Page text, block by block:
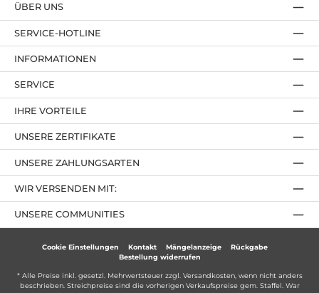
SERVICE-HOTLINE
IHRE VORTEILE
UNSERE ZAHLUNGSARTEN
ÜBER UNS
UNSERE ZERTIFIKATE
INFORMATIONEN
SERVICE
UNSERE COMMUNITIES
WIR VERSENDEN MIT:
Cookie Einstellungen Kontakt Mängelanzeige
Rückgabe
Bestellung widerrufen
* Alle Preise inkl. gesetzl. Mehrwertsteuer zzgl. Versandkosten, wenn nicht anders
beschrieben. Streichpreise sind die vorherigen Verkaufspreise gem. Staffel. War